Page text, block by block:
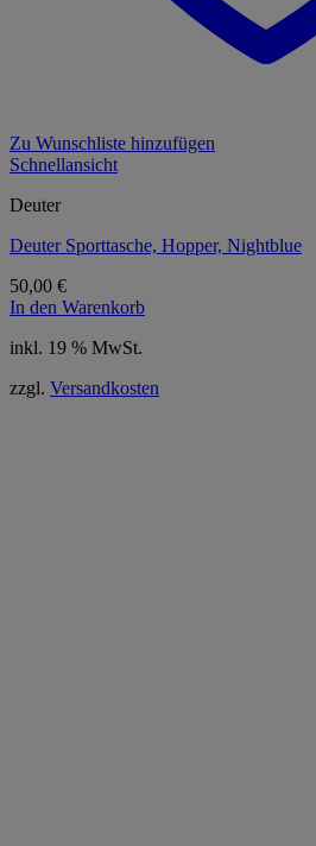
Zu Wunschliste hinzufügen
Schnellansicht
Deuter
Deuter Sporttasche, Hopper, Nightblue
50,00 €
In den Warenkorb
inkl. 19 % MwSt.
zzgl. Versandkosten